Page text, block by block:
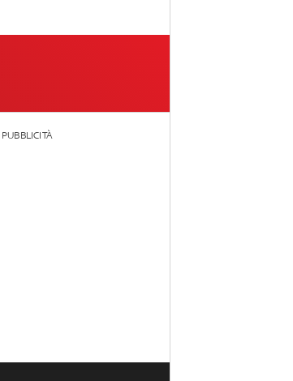
PUBBLICITÀ